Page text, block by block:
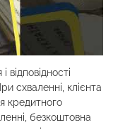
схваленні, клієнта
кредитного
безкоштовна